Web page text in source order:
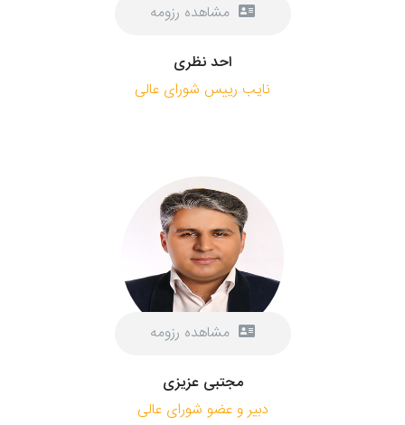
مشاهده رزومه
احد نظری
نایب رییس شورای عالی
مشاهده رزومه
مجتبی عزیزی
دبیر و عضو شورای عالی